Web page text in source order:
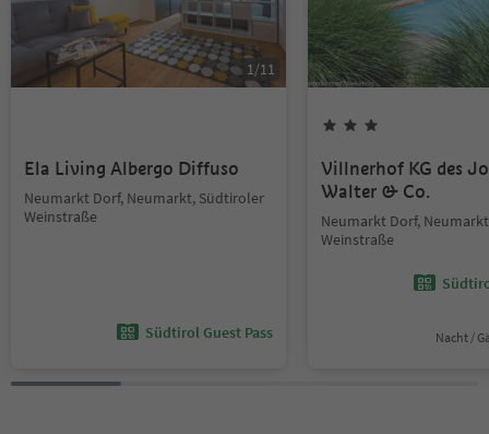
1/11
Ela Living Albergo Diffuso
Neumarkt Dorf, Neumarkt, Südtiroler
Weinstraße
Südtirol Guest Pass
Villnerhof KG des
Walter & Co.
Neumarkt Dorf,
Weinstraße
Nacht /